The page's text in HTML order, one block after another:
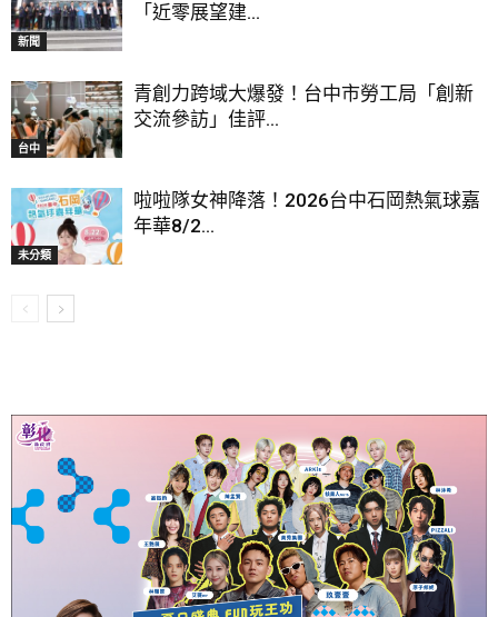
新聞
「近零展望建...
台中
青創力跨域大爆發！台中市勞工局「創新
交流參訪」佳評...
未分類
啦啦隊女神降落！2026台中石岡熱氣球嘉
年華8/2...